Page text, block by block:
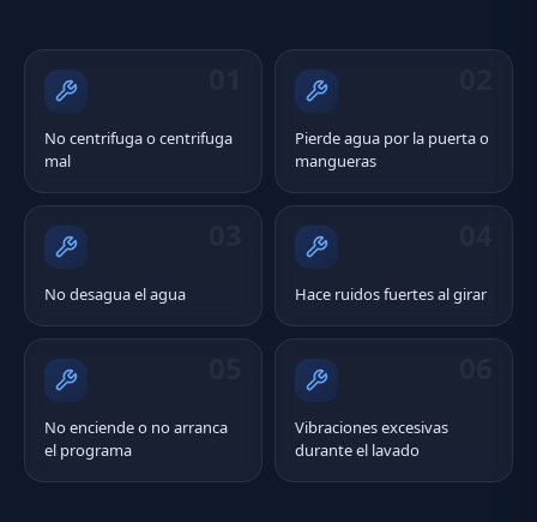
No centrifuga o centrifuga
mal
Pierde agua por la puerta o
mangueras
No desagua el agua Hace ruidos fuertes al girar
No enciende o no arranca
el programa
Vibraciones excesivas
durante el lavado